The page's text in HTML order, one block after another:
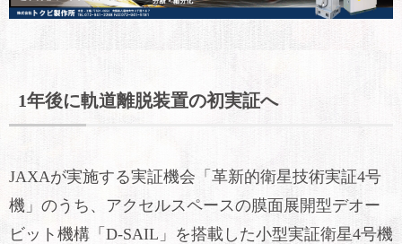
1年後に軌道離脱装置の初実証へ
JAXAが実施する実証機会「革新的衛星技術実証4号
機」のうち、アクセルスペースの膜面展開型デオー
ビット機構「D-SAIL」を搭載した小型実証衛星4号機